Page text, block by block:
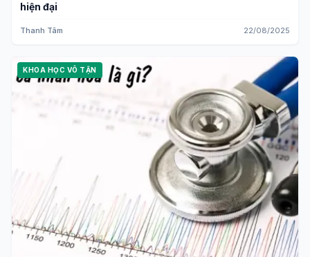
hiện đại
Thanh Tâm 22/08/2025
KHOA HỌC VÔ TẬN